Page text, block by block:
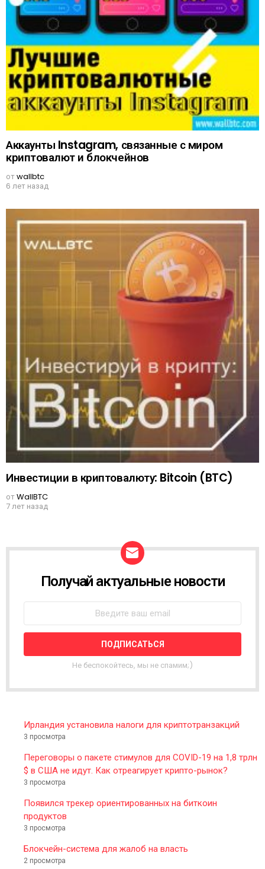
Аккаунты Instagram, связанные с миром
криптовалют и блокчейнов
отwallbtc
6 лет назад
Инвестиции в криптовалюту: Bitcoin (BTC)
отWallBTC
7 лет назад
W
L
E
T
R
Получай актуальные новости
Не беспокойтесь, мы не спамим;)
Ирландия установила налоги для криптотранзакций
3 просмотра
Переговоры о пакете стимулов для COVID-19 на 1,8 трлн
$ в США не идут. Как отреагирует крипто-рынок?
3 просмотра
Появился трекер ориентированных на биткоин
продуктов
3 просмотра
Блокчейн-система для жалоб на власть
2 просмотра